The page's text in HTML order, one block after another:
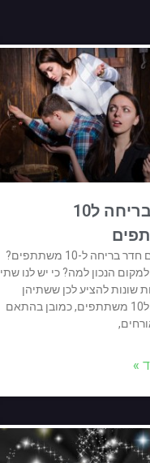
חדר בריחה ל10
חיפשתם חדר בריחה ל-10 משתתפים?
הנכון למה? כי יש לנו שתי
שונות להציע לכן ששתיהן
מעולות ל10 משתתפים, כמובן בהתאם
»